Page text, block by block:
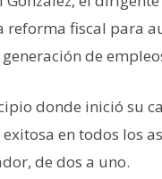
reforma fiscal para
de
donde inició su
en todos los
de dos a uno.